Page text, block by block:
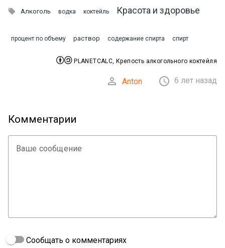
 Алкоголь водка коктейль Красота и здоровье
процент по объему раствор содержание спирта спирт
PLANETCALC, Крепость алкогольного коктейля
 Anton  6 лет назад
Комментарии
Ваше сообщение
Сообщать о комментариях